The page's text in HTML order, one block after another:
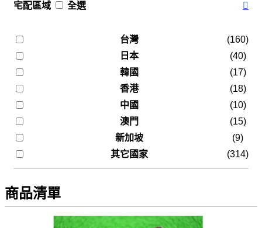
宅配區域 全選
台灣
(160)
日本
(40)
韓國
(17)
香港
(18)
中國
(10)
澳門
(15)
新加坡
(9)
其它國家
(314)
商品清單